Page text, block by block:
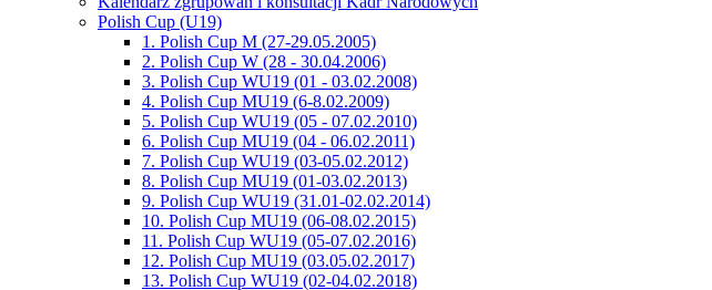
Polish Cup (U19)
1. Polish Cup M (27-29.05.2005)
2. Polish Cup W (28 - 30.04.2006)
3. Polish Cup WU19 (01 - 03.02.2008)
4. Polish Cup MU19 (6-8.02.2009)
5. Polish Cup WU19 (05 - 07.02.2010)
6. Polish Cup MU19 (04 - 06.02.2011)
7. Polish Cup WU19 (03-05.02.2012)
8. Polish Cup MU19 (01-03.02.2013)
9. Polish Cup WU19 (31.01-02.02.2014)
10. Polish Cup MU19 (06-08.02.2015)
11. Polish Cup WU19 (05-07.02.2016)
12. Polish Cup MU19 (03.05.02.2017)
13. Polish Cup WU19 (02-04.02.2018)